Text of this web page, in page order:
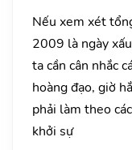
Nếu xem xét
2009 là ngày
ta cần cân nhắc
hoàng đạo, giờ
phải làm theo
khởi sự